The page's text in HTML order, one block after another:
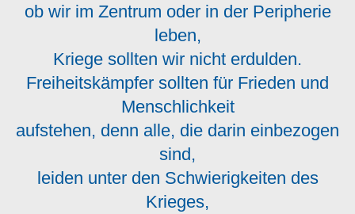
ob wir im Zentrum oder in der Peripherie
leben,
Kriege sollten wir nicht erdulden.
Freiheitskämpfer sollten für Frieden und
Menschlichkeit
aufstehen, denn alle, die darin einbezogen
sind,
leiden unter den Schwierigkeiten des
Krieges,